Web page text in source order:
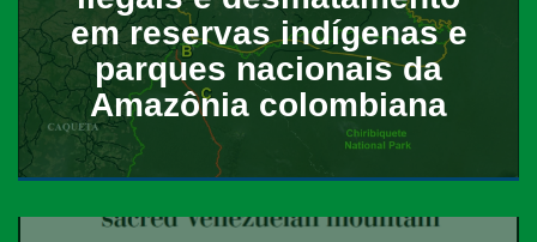
em reservas indígenas e
parques nacionais da
Amazônia colombiana